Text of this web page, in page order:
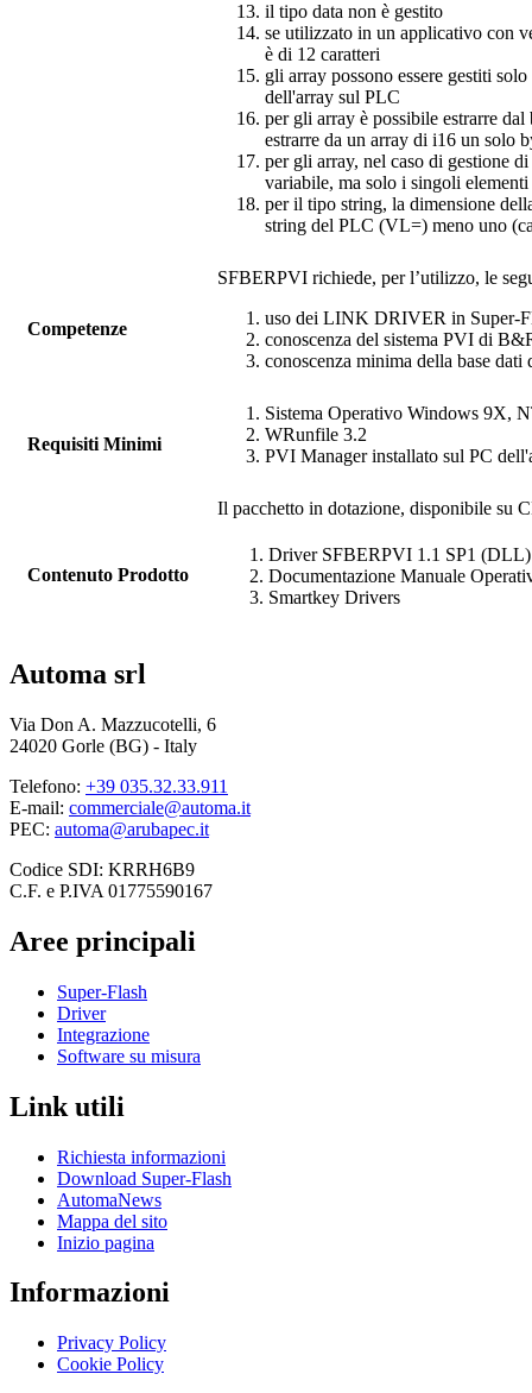
il tipo data non è gestito
se utilizzato in un applicativo con
è di 12 caratteri
gli array possono essere gestiti
dell'array sul PLC
per gli array è possibile estrarre
estrarre da un array di i16 un solo
per gli array, nel caso di gestione
variabile, ma solo i singoli elementi
per il tipo string, la dimensione
string del PLC (VL=) meno uno
Competenze
SFBERPVI richiede, per l’utilizzo, le
uso dei LINK DRIVER in Super-
conoscenza del sistema PVI di
conoscenza minima della base dati
Requisiti Minimi
Sistema Operativo Windows 9X,
WRunfile 3.2
PVI Manager installato sul PC
Contenuto Prodotto
Il pacchetto in dotazione, disponibile su
Driver SFBERPVI 1.1 SP1 (DLL)
Documentazione Manuale
Smartkey Drivers
Automa srl
Via Don A. Mazzucotelli, 6
24020 Gorle (BG) - Italy
Telefono: +39 035.32.33.911
E-mail: commerciale@automa.it
PEC: automa@arubapec.it
Codice SDI: KRRH6B9
C.F. e P.IVA 01775590167
Aree principali
Super-Flash
Driver
Integrazione
Software su misura
Link utili
Richiesta informazioni
Download Super-Flash
AutomaNews
Mappa del sito
Inizio pagina
Informazioni
Privacy Policy
Cookie Policy